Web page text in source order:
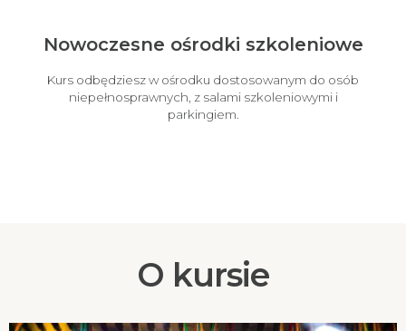
Nowoczesne ośrodki szkoleniowe
Kurs odbędziesz w ośrodku dostosowanym do osób
niepełnosprawnych, z salami szkoleniowymi i
parkingiem.
O kursie